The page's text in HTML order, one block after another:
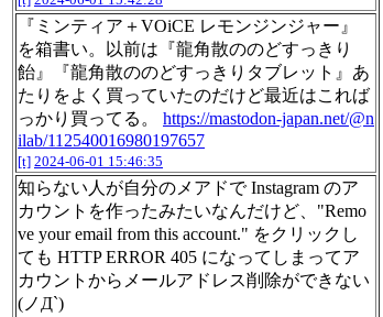
『ミンティア＋VOiCE レモンジンジャー』
を箱書い。以前は『龍角散ののどすっきり
飴』『龍角散ののどすっきりタブレット』あ
たりをよく買っていたのだけど最近はこれば
っかり買ってる。 https://mastodon-japan.net/@n
ilab/112540016980197657
[t] 2024-06-01 15:46:35
知らない人が自分のメアドで Instagram のア
カウントを作ったみたいなんだけど、"Remo
ve your email from this account." をクリックし
ても HTTP ERROR 405 になってしまってア
カウントからメールアドレス削除ができない
(ノД`)